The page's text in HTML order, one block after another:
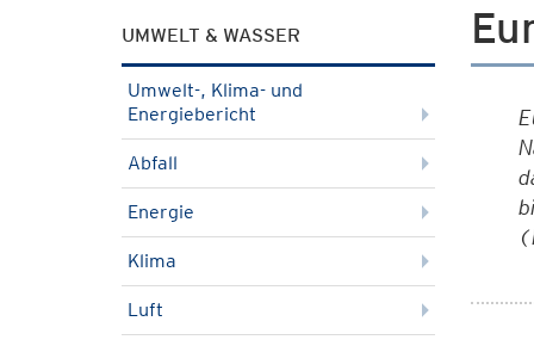
UMWELT & WASSER
Umwelt-, Klima- und
Energiebericht
Abfall
Energie
Klima
Luft